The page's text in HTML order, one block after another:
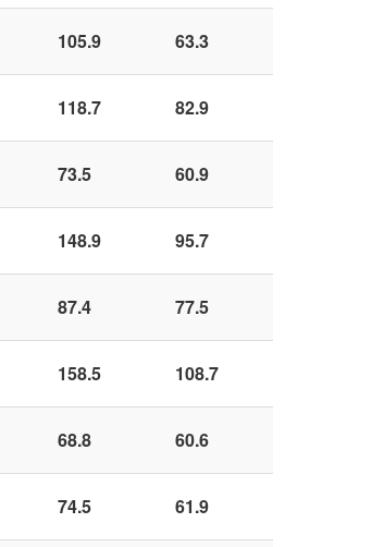
105.9 63.3
118.7 82.9
73.5 60.9
148.9 95.7
87.4 77.5
158.5 108.7
68.8 60.6
74.5 61.9